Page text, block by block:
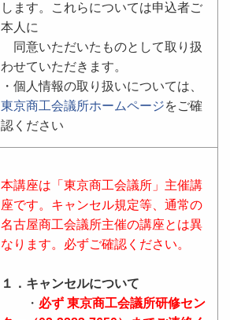
します。これらについては申込者ご
本人に
同意いただいたものとして取り扱
わせていただきます。
・個人情報の取り扱いについては、
東京商工会議所ホームページをご確
認ください
本講座は「東京商工会議所」主催講
座です。キャンセル規定等、通常の
名古屋商工会議所主催の講座とは異
なります。必ずご確認ください。
１．キャンセルについて
・ 必ず 東京商工会議所研修セン